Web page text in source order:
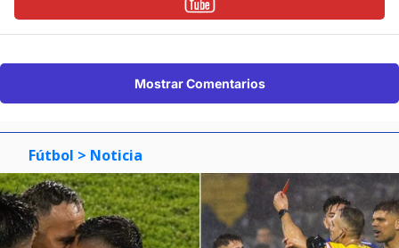
Mostrar Comentarios
Fútbol > Noticia